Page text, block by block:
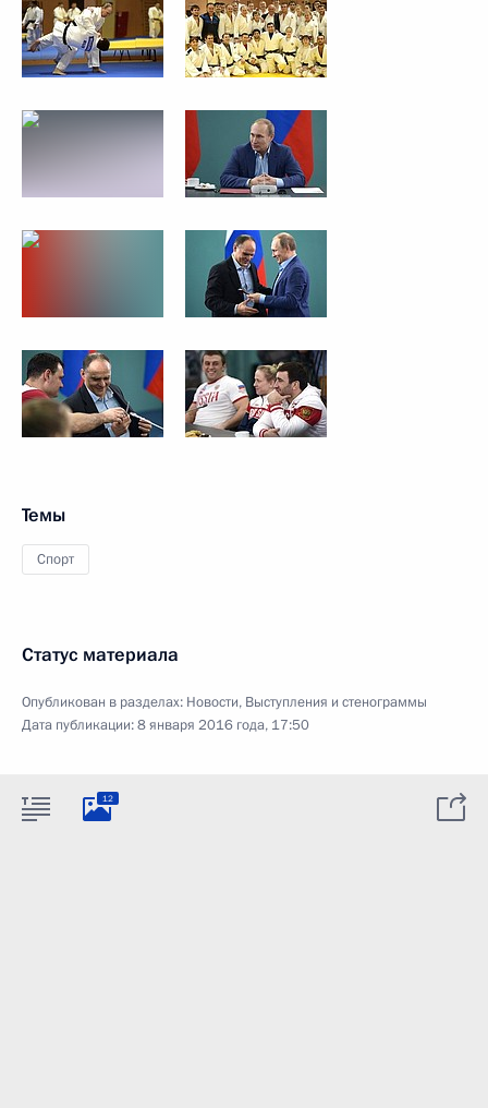
Темы
Спорт
Статус материала
Опубликован в разделах: Новости, Выступления и стенограммы
Дата публикации:8 января 2016 года, 17:50
12